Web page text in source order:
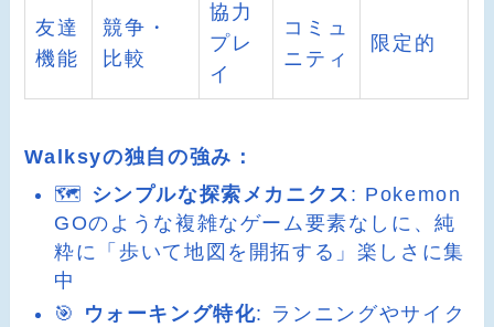
友達
機能
競争・
比較
協力
プレ
イ
コミュ
ニティ
限定的
Walksyの独自の強み：
🗺️ シンプルな探索メカニクス : Pokemon
GOのような複雑なゲーム要素なしに、純
粋に「歩いて地図を開拓する」楽しさに集
中
🎯
ウォーキング特化: ランニングやサイク